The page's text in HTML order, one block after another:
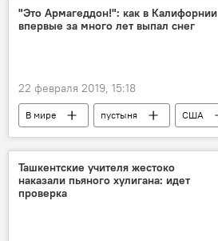
"Это Армагеддон!": как в Калифорнии
впервые за много лет выпал снег
22 февраля 2019, 15:18
В мире пустыня
США
Калифорния
фотолента
Ташкентские учителя жестоко
наказали пьяного хулигана: идет
проверка